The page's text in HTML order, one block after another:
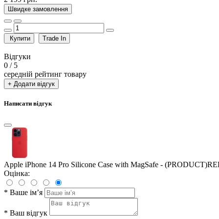
Швидке замовлення
Купити Trade In
Відгуки
0 / 5
середній рейтинг товару
+ Додати відгук
Написати відгук
Apple iPhone 14 Pro Silicone Case with MagSafe -
Оцінка:
* Ваше ім’я
* Ваш відгук